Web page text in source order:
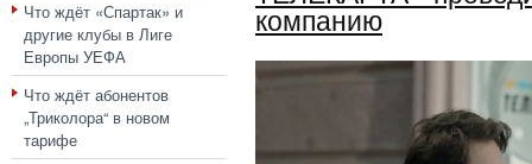
Что ждёт «Спартак» и
другие клубы в Лиге
Европы УЕФА
Что ждёт абонентов
„Триколора“ в новом
тарифе
компанию